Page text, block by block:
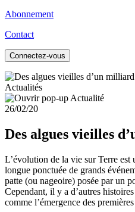
Abonnement
Contact
Connectez-vous
Actualités
26/02/20
Des algues vieilles
L’évolution de la vie sur Terre
longue ponctuée de grands
patte (ou nageoire) posée par un
Cependant, il y a d’autres
comme l’émergence des